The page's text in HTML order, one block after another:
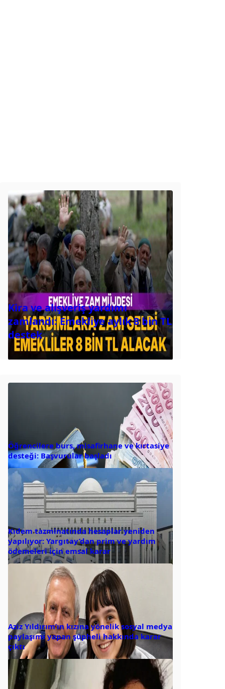
Kira ve alışveriş yardımı
zamlandı: Emekliye aylık 8 bin TL
destek
Öğrencilere burs, misafirhane ve kırtasiye
desteği: Başvurular başladı
Kıdem tazminatında hesaplar yeniden
yapılıyor: Yargıtay’dan prim ve yardım
ödemeleri için emsal karar
Aziz Yıldırım’ın kızına yönelik sosyal medya
paylaşımı yapan şüpheli hakkında karar
çıktı